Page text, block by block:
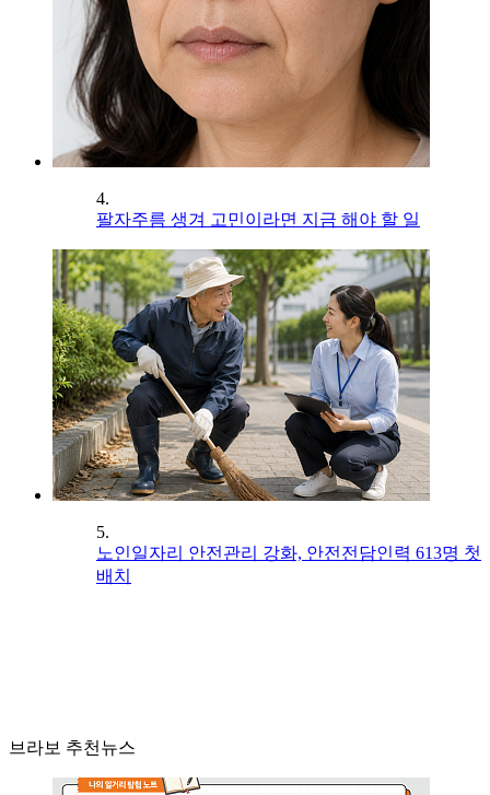
4.
팔자주름 생겨 고민이라면 지금 해야 할 일
5.
노인일자리 안전관리 강화, 안전전담인력 613명 첫
배치
브라보 추천뉴스